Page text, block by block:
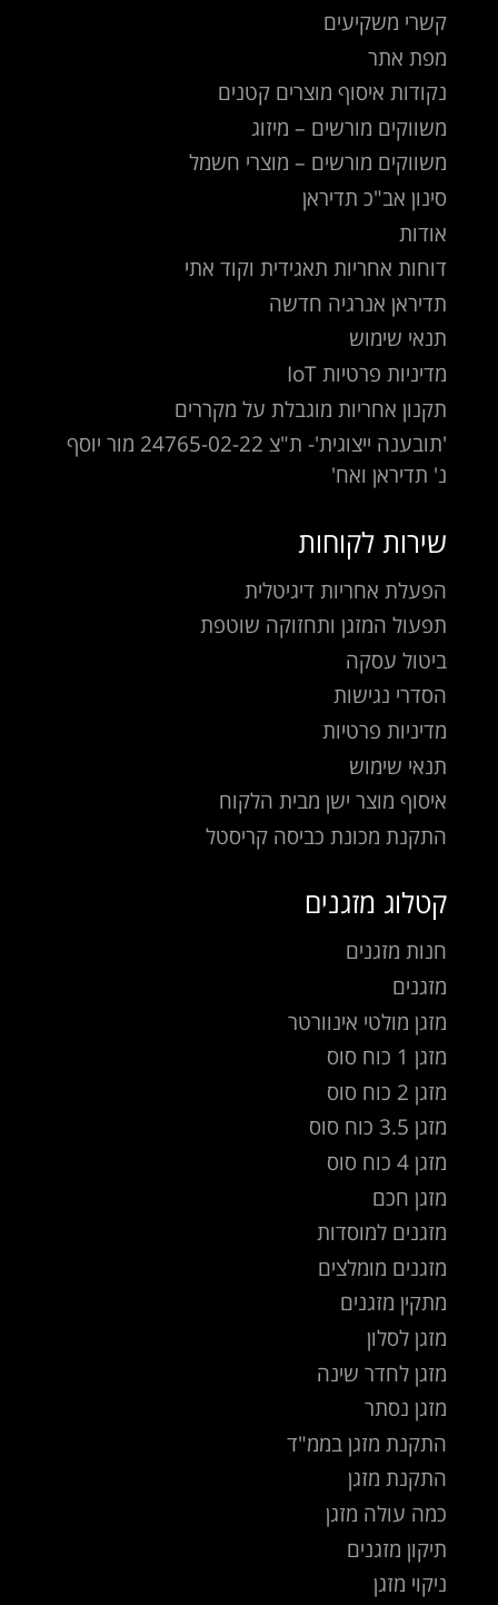
קשרי משקיעים
מפת אתר
נקודות איסוף מוצרים קטנים
משווקים מורשים – מיזוג
משווקים מורשים – מוצרי חשמל
סינון אב"כ תדיראן
אודות
דוחות אחריות תאגידית וקוד אתי
תדיראן אנרגיה חדשה
תנאי שימוש
מדיניות פרטיות IoT
תקנון אחריות מוגבלת על מקררים
'תובענה ייצוגית'- ת"צ 24765-02-22 מור יוסף
נ' תדיראן ואח'
שירות לקוחות
הפעלת אחריות דיגיטלית
תפעול המזגן ותחזוקה שוטפת
ביטול עסקה
הסדרי נגישות
מדיניות פרטיות
תנאי שימוש
איסוף מוצר ישן מבית הלקוח
התקנת מכונת כביסה קריסטל
קטלוג מזגנים
חנות מזגנים
מזגנים
מזגן מולטי אינוורטר
מזגן 1 כוח סוס
מזגן 2 כוח סוס
מזגן 3.5 כוח סוס
מזגן 4 כוח סוס
מזגן חכם
מזגנים למוסדות
מזגנים מומלצים
מתקין מזגנים
מזגן לסלון
מזגן לחדר שינה
מזגן נסתר
התקנת מזגן בממ"ד
התקנת מזגן
כמה עולה מזגן
תיקון מזגנים
ניקוי מזגן